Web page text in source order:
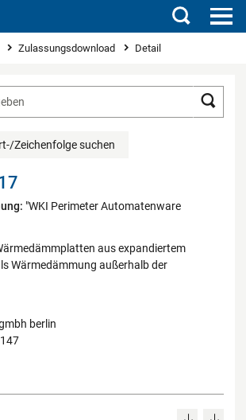
Suchen
Zulassungsdownload Detail
Zeichenfolge suchen
"WKI Perimeter Automatenware
aus expandiertem
Wärmedämmung außerhalb der
berlin